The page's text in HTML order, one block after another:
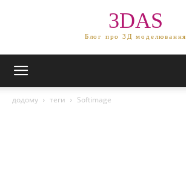
3DAS
Блог про 3Д моделювання
додому теги Softimage